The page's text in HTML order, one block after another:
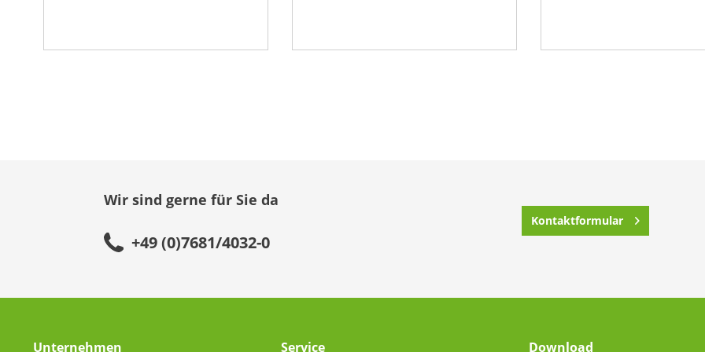
Wir sind gerne für Sie da
+49 (0)7681/4032-0
Kontaktformular
Unternehmen Service Download